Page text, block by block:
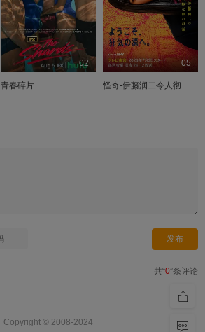
02
青春碎片
05
怪奇-伊藤润二令人彻夜难眠的奇异故事－
共“0”条评论
Copyright © 2008-2024